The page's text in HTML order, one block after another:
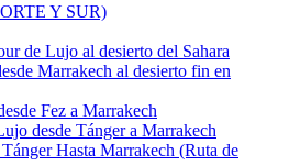
Y SUR)
de Lujo al desierto del Sahara
Marrakech al desierto fin en
Fez a Marrakech
desde Tánger a Marrakech
Tánger Hasta Marrakech (Ruta de